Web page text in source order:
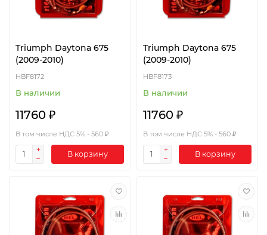
Triumph Daytona 675
(2009-2010)
HBF8172
В наличии
11760 ₽
В том числе НДС 5% - 560 ₽
В корзину
Triumph Daytona 675
(2009-2010)
HBF8173
В наличии
11760 ₽
В том числе НДС 5% - 560 ₽
В корзину